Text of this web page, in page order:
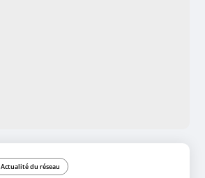
Actualité du réseau